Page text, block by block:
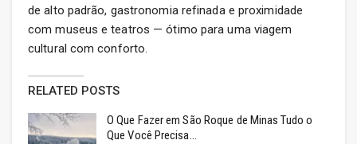
de alto padrão, gastronomia refinada e proximidade
com museus e teatros — ótimo para uma viagem
cultural com conforto.
RELATED POSTS
O Que Fazer em São Roque de Minas Tudo o
Que Você Precisa…